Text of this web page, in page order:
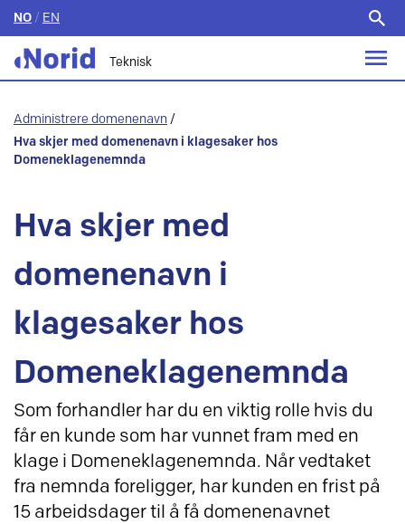
NO / EN
Teknisk
Administrere domenenavn /
Hva skjer med domenenavn i klagesaker hos
Domeneklagenemnda
Hva skjer med
domenenavn i
klagesaker hos
Domeneklagenemnda
Som forhandler har du en viktig rolle hvis du
får en kunde som har vunnet fram med en
klage i Domeneklagenemnda. Når vedtaket
fra nemnda foreligger, har kunden en frist på
15 arbeidsdager til å få domenenavnet